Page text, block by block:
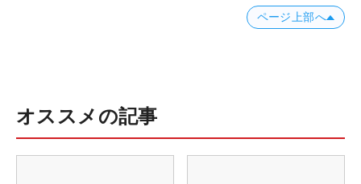
ページ上部へ
オススメの記事